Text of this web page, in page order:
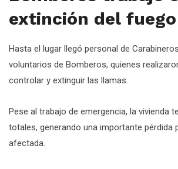
extinción del fuego
Hasta el lugar llegó personal de
voluntarios de Bomberos, quienes
controlar y extinguir las llamas.
Pese al trabajo de emergencia, la vivienda
totales, generando una importante pérdida
afectada.